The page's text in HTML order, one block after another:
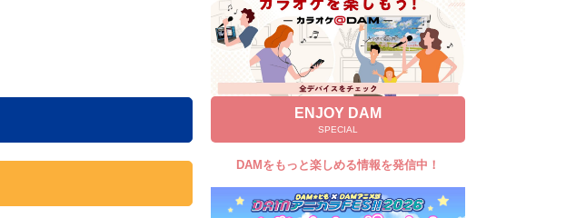
よくあるご質問
DAMの新曲・ランキングなど
カラオケ最新情報をチェック！
自宅でカラオケ歌い放題！
ENJOY DAM
SPECIAL
DAMをもっと楽しめる情報を発信中！